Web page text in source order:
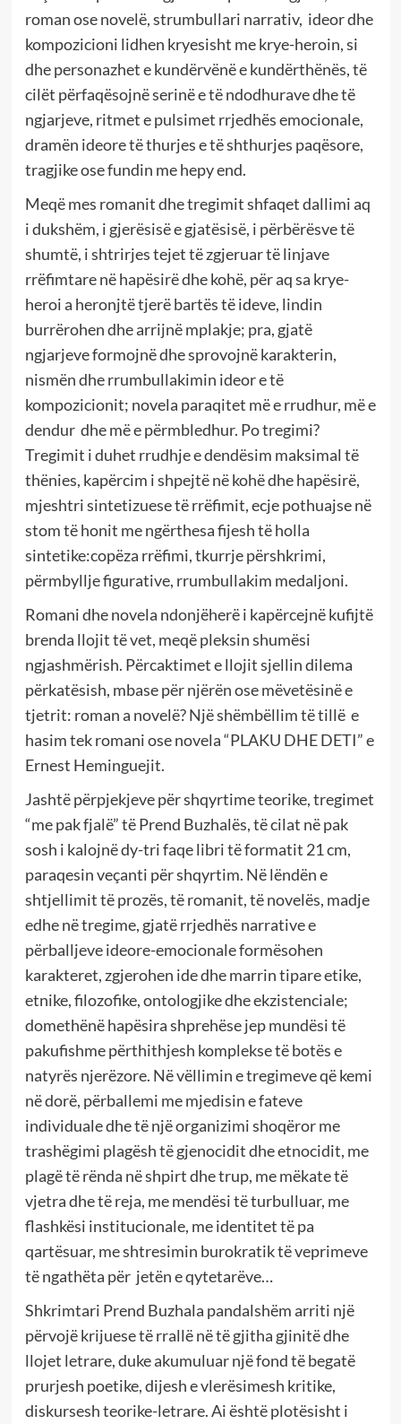
roman ose novelë, strumbullari narrativ, ideor dhe
kompozicioni lidhen kryesisht me krye-heroin, si
dhe personazhet e kundërvënë e kundërthënës, të
cilët përfaqësojnë serinë e të ndodhurave dhe të
ngjarjeve, ritmet e pulsimet rrjedhës emocionale,
dramën ideore të thurjes e të shthurjes paqësore,
tragjike ose fundin me hepy end.
Meqë mes romanit dhe tregimit shfaqet dallimi aq
i dukshëm, i gjerësisë e gjatësisë, i përbërësve të
shumtë, i shtrirjes tejet të zgjeruar të linjave
rrëfimtare në hapësirë dhe kohë, për aq sa krye-
heroi a heronjtë tjerë bartës të ideve, lindin
burrërohen dhe arrijnë mplakje; pra, gjatë
ngjarjeve formojnë dhe sprovojnë karakterin,
nismën dhe rrumbullakimin ideor e të
kompozicionit; novela paraqitet më e rrudhur, më e
dendur dhe më e përmbledhur. Po tregimi?
Tregimit i duhet rrudhje e dendësim maksimal të
thënies, kapërcim i shpejtë në kohë dhe hapësirë,
mjeshtri sintetizuese të rrëfimit, ecje pothuajse në
stom të honit me ngërthesa fijesh të holla
sintetike:copëza rrëfimi, tkurrje përshkrimi,
përmbyllje figurative, rrumbullakim medaljoni.
Romani dhe novela ndonjëherë i kapërcejnë kufijtë
brenda llojit të vet, meqë pleksin shumësi
ngjashmërish. Përcaktimet e llojit sjellin dilema
përkatësish, mbase për njërën ose mëvetësinë e
tjetrit: roman a novelë? Një shëmbëllim të tillë e
hasim tek romani ose novela “PLAKU DHE DETI” e
Ernest Heminguejit.
Jashtë përpjekjeve për shqyrtime teorike, tregimet
“me pak fjalë” të Prend Buzhalës, të cilat në pak
sosh i kalojnë dy-tri faqe libri të formatit 21 cm,
paraqesin veçanti për shqyrtim. Në lëndën e
shtjellimit të prozës, të romanit, të novelës, madje
edhe në tregime, gjatë rrjedhës narrative e
përballjeve ideore-emocionale formësohen
karakteret, zgjerohen ide dhe marrin tipare etike,
etnike, filozofike, ontologjike dhe ekzistenciale;
domethënë hapësira shprehëse jep mundësi të
pakufishme përthithjesh komplekse të botës e
natyrës njerëzore. Në vëllimin e tregimeve që kemi
në dorë, përballemi me mjedisin e fateve
individuale dhe të një organizimi shoqëror me
trashëgimi plagësh të gjenocidit dhe etnocidit, me
plagë të rënda në shpirt dhe trup, me mëkate të
vjetra dhe të reja, me mendësi të turbulluar, me
flashkësi institucionale, me identitet të pa
qartësuar, me shtresimin burokratik të veprimeve
të ngathëta për jetën e qytetarëve…
Shkrimtari Prend Buzhala pandalshëm arriti një
përvojë krijuese të rrallë në të gjitha gjinitë dhe
llojet letrare, duke akumuluar një fond të begatë
prurjesh poetike, dijesh e vlerësimesh kritike,
diskursesh teorike-letrare. Ai është plotësisht i